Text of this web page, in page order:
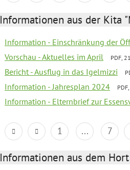
Informationen aus der Kita
Information - Einschränkung der
Vorschau - Aktuelles im April PDF,
Bericht - Ausflug in das Igelmizzi
Information - Jahresplan 2024
Information - Elternbrief zur
1 ... 7
Informationen aus dem